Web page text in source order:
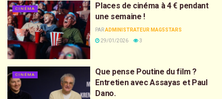
CINÉMA
Places de cinéma à 4 € pendant
une semaine !
PARADMINISTRATEUR MAG5STARS
29/01/2026
3
CINÉMA
Que pense Poutine du film ?
Entretien avec Assayas et Paul
Dano.